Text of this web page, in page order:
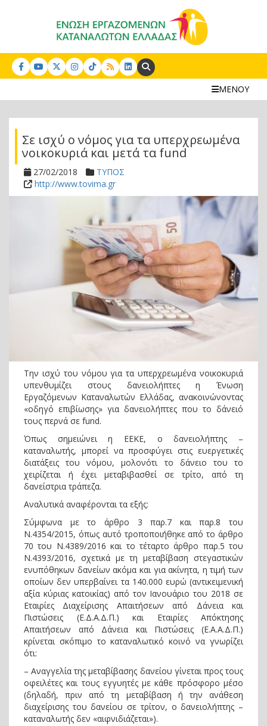
Search:
ΜΕΝΟΥ
Σε ισχύ ο νόμος για τα υπερχρεωμένα
νοικοκυριά και μετά τα fund
27/02/2018
ΤΥΠΟΣ
http://www.tovima.gr
Την ισχύ του νόμου για τα υπερχρεωμένα νοικοκυριά
υπενθυμίζει στους δανειολήπτες η Ένωση
Εργαζόμενων Καταναλωτών Ελλάδας, ανακοινώνοντας
«οδηγό επιβίωσης» για δανειολήπτες που το δάνειό
τους περνά σε fund.
Όπως σημειώνει η ΕΕΚΕ, ο δανειολήπτης –
καταναλωτής, μπορεί να προσφύγει στις ευεργετικές
διατάξεις του νόμου, μολονότι το δάνειο του το
χειρίζεται ή έχει μεταβιβασθεί σε τρίτο, από τη
δανείστρια τράπεζα.
Αναλυτικά αναφέρονται τα εξής:
Σύμφωνα με το άρθρο 3 παρ.7 και παρ.8 του
Ν.4354/2015, όπως αυτό τροποποιήθηκε από το άρθρο
70 του Ν.4389/2016 και το τέταρτο άρθρο παρ.5 του
Ν.4393/2016, σχετικά με τη μεταβίβαση στεγαστικών
ενυπόθηκων δανείων ακόμα και για ακίνητα, η τιμή των
οποίων δεν υπερβαίνει τα 140.000 ευρώ (αντικειμενική
αξία κύριας κατοικίας) από τον Ιανουάριο του 2018 σε
Εταιρίες Διαχείρισης Απαιτήσεων από Δάνεια και
Πιστώσεις (Ε.Δ.Α.Δ.Π.) και Εταιρίες Απόκτησης
Απαιτήσεων από Δάνεια και Πιστώσεις (Ε.Α.Α.Δ.Π.)
κρίνεται σκόπιμο το καταναλωτικό κοινό να γνωρίζει
ότι:
– Αναγγελία της μεταβίβασης δανείου γίνεται προς τους
οφειλέτες και τους εγγυητές με κάθε πρόσφορο μέσο
(δηλαδή, πριν από τη μεταβίβαση ή την ανάθεση
διαχείρισης του δανείου σε τρίτον, ο δανειολήπτης –
καταναλωτής δεν «αιφνιδιάζεται»).